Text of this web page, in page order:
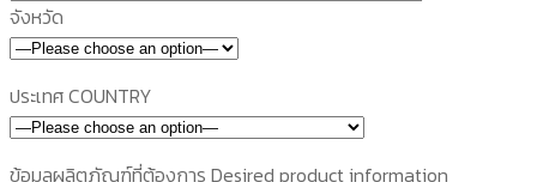
จังหวัด
ประเทศ COUNTRY
ข้อมูลผลิตภัณฑ์ที่ต้องการ Desired product information